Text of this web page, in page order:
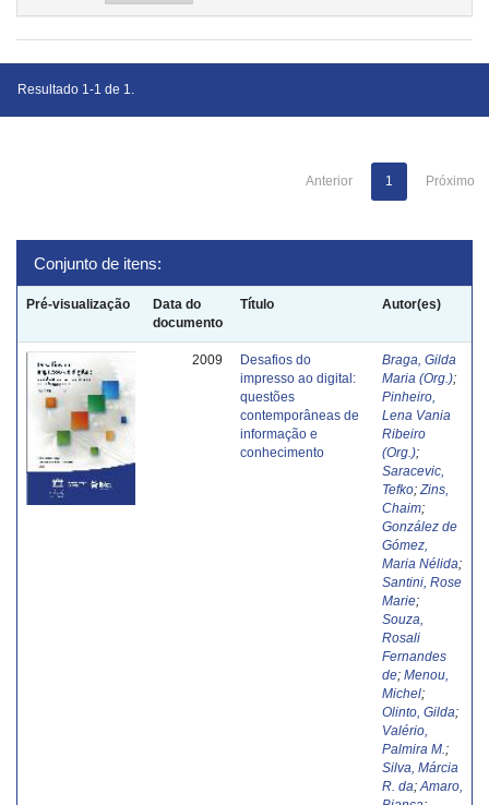
Resultado 1-1 de 1.
Anterior 1 Próximo
Conjunto de itens:
Pré-visualização
Data do
documento
Título Autor(es)
2009
Desafios do
impresso ao digital:
questões
contemporâneas de
informação e
conhecimento
Braga, Gilda
Maria (Org.);
Pinheiro,
Lena Vania
Ribeiro
(Org.);
Saracevic,
Tefko; Zins,
Chaim;
González de
Gómez,
Maria Nélida;
Santini, Rose
Marie;
Souza,
Rosali
Fernandes
de; Menou,
Michel;
Olinto, Gilda;
Valério,
Palmira M. ;
Silva, Márcia
R. da; Amaro,